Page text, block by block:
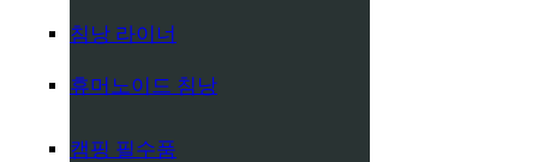
침낭 라이너
휴머노이드 침낭
캠핑 필수품